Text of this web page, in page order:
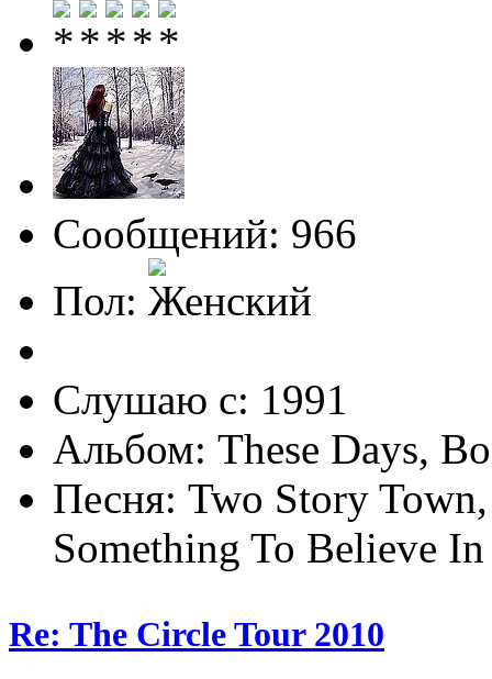
Сообщений: 966
Пол:
Слушаю с: 1991
Альбом: These Days,
Песня: Two Story
Something To Believe In
Re: The Circle Tour 2010